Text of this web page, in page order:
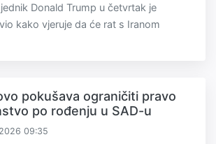
Donald Trump u četvrtak je
kako vjeruje da će rat s Iranom
pokušava ograničiti pravo
po rođenju u SAD-u
09:35